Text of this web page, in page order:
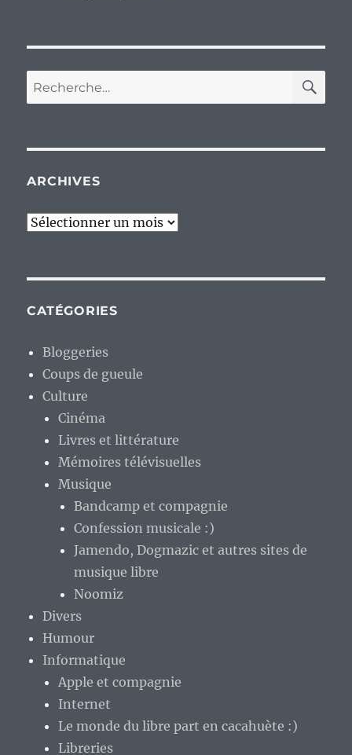
Recherche
pour :
ARCHIVES
Archives
CATÉGORIES
Bloggeries
Coups de gueule
Culture
Cinéma
Livres et littérature
Mémoires télévisuelles
Musique
Bandcamp et compagnie
Confession musicale :)
Jamendo, Dogmazic et autres sites de
musique libre
Noomiz
Divers
Humour
Informatique
Apple et compagnie
Internet
Le monde du libre part en cacahuète :)
Libreries